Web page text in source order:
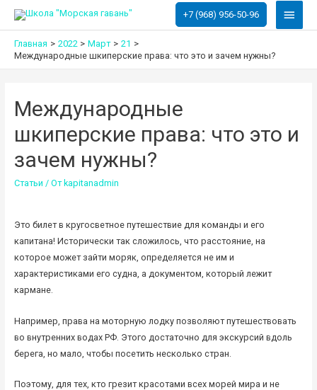
+7 (968) 956-50-96
Главная 2022 Март
21
Международные шкиперские права: что это и зачем нужны?
Международные
шкиперские права: что это и
зачем нужны?
Статьи / От kapitanadmin
Это билет в кругосветное путешествие для команды и его
капитана! Исторически так сложилось, что расстояние, на
которое может зайти моряк, определяется не им и
характеристиками его судна, а документом, который лежит
кармане.
Например, права на моторную лодку позволяют путешествовать
во внутренних водах РФ. Этого достаточно для экскурсий вдоль
берега, но мало, чтобы посетить несколько стран.
Поэтому, для тех, кто грезит красотами всех морей мира и не